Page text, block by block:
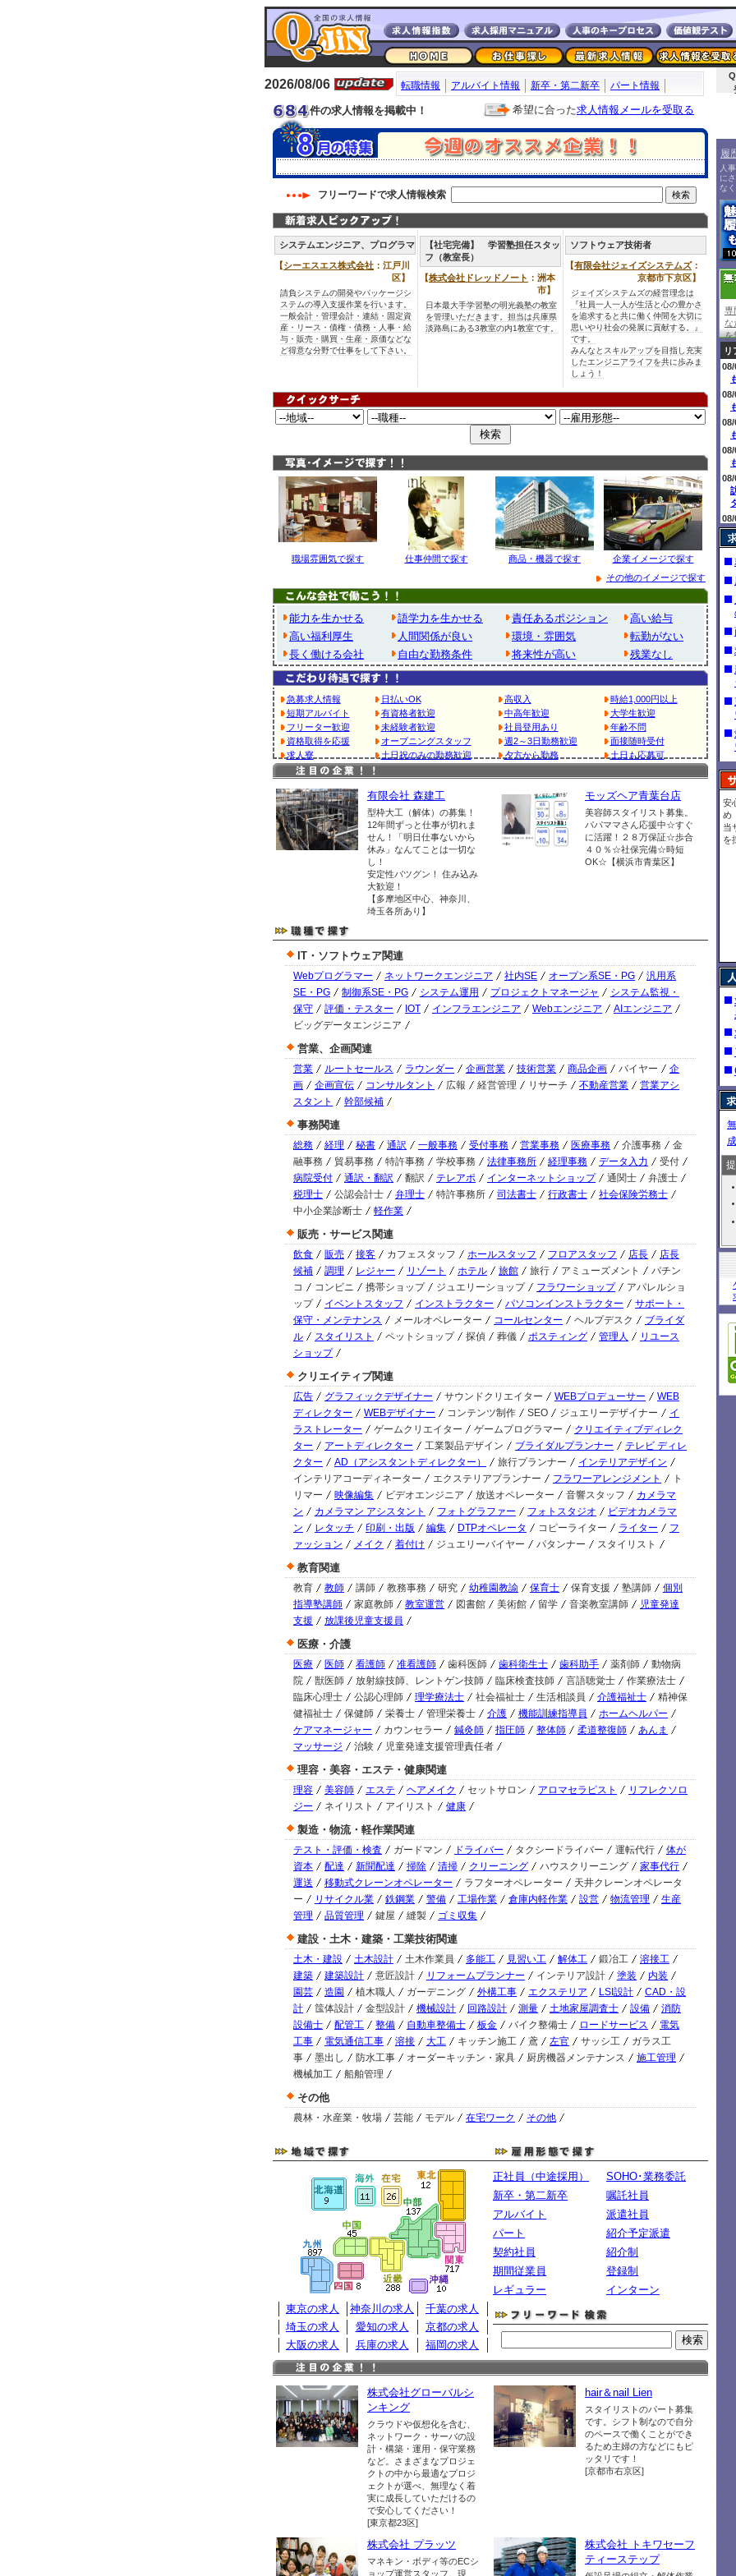
2026/08/06 転職情報 アルバイト情報 新卒・第二新卒 パート情報
件の求人情報を掲載中！ 希望に合った求人情報メールを受取る
フリーワードで求人情報検索
システムエンジニア、プログラマ
【シーエスエス株式会社 ：江戸川
区】
請負システムの開発やパッケージシ
ステムの導入支援作業を行います。
一般会計・管理会計・連結・固定資
産・リース・債権・債務・人事・給
与・販売・購買・生産・原価などな
ど得意な分野で仕事をして下さい。
【社宅完備】 学習塾担任スタッ
フ（教室長）
【株式会社ドレッドノート ：洲本
市】
日本最大手学習塾の明光義塾の教室
を管理いただきます。担当は兵庫県
淡路島にある3教室の内1教室です。
ソフトウェア技術者
【有限会社ジェイズシステムズ：
京都市下京区】
ジェイズシステムズの経営理念は
『社員一人一人が生活と心の豊かさ
を追求すると共に働く仲間を大切に
思いやり社会の発展に貢献する。』
です。
みんなとスキルアップを目指し充実
したエンジニアライフを共に歩みま
しょう！
職場雰囲気で探す 仕事仲間で探す 商品・機器で探す
企業イメージで探す
その他のイメージで探す
能力を生かせる 語学力を生かせる 責任あるポジション
高い給与
高い福利厚生
人間関係が良い 環境・雰囲気
転勤がない
長く働ける会社
自由な勤務条件 将来性が高い 残業なし
急募求人情報 日払いOK 高収入
時給1,000円以上
短期アルバイト
有資格者歓迎 中高年歓迎
大学生歓迎
フリーター歓迎
未経験者歓迎 社員登用あり
年齢不問
資格取得を応援
オープニングスタッフ 週2～3日勤務歓迎
面接随時受付
求人寮
土日祝のみの勤務歓迎 夕方から勤務 土日も応募可
有限会社 森建工
型枠大工（解体）の募集！
12年間ずっと仕事が切れま
せん！「明日仕事ないから
休み」なんてことは一切な
し！
安定性バツグン！ 住み込み
大歓迎！
【多摩地区中心、神奈川、
埼玉各所あり】
モッズヘア青葉台店
美容師スタイリスト募集。
パパママさん応援中☆すぐ
に活躍！２８万保証☆歩合
４０％☆社保完備☆時短
OK☆【横浜市青葉区】
IT・ソフトウェア関連
Webプログラマー ネットワークエンジニア 社内SE オープン系SE・PG
汎用系
SE・PG
制御系SE・PG システム運用 プロジェクトマネージャ
システム監視・
保守
評価・テスター IOT インフラエンジニア Webエンジニア
AIエンジニア
ビッグデータエンジニア
営業、企画関連
営業 ルートセールス ラウンダー 企画営業 技術営業 商品企画 バイヤー
企
画
企画宣伝 コンサルタント 広報 経営管理 リサーチ 不動産営業
営業アシ
スタント
幹部候補
事務関連
総務 経理 秘書 通訳 一般事務 受付事務 営業事務 医療事務 介護事務
金
融事務
貿易事務 特許事務 学校事務 法律事務所 経理事務 データ入力
受付
病院受付
通訳・翻訳 翻訳 テレアポ インターネットショップ 通関士
弁護士
税理士
公認会計士 弁理士 特許事務所 司法書士 行政書士
社会保険労務士
中小企業診断士
軽作業
販売・サービス関連
飲食 販売 接客 カフェスタッフ ホールスタッフ フロアスタッフ 店長
店長
候補
調理 レジャー リゾート ホテル 旅館 旅行 アミューズメント
パチン
コ
コンビニ 携帯ショップ ジュエリーショップ フラワーショップ
アパレルショ
ップ
イベントスタッフ インストラクター パソコンインストラクター
サポート・
保守・メンテナンス
メールオペレーター コールセンター ヘルプデスク
ブライダ
ル
スタイリスト ペットショップ 探偵 葬儀 ポスティング 管理人
リユース
ショップ
クリエイティブ関連
広告 グラフィックデザイナー サウンドクリエイター WEBプロデューサー
WEB
ディレクター
WEBデザイナー コンテンツ制作 SEO ジュエリーデザイナー
イ
ラストレーター
ゲームクリエイター ゲームプログラマー
クリエイティブディレク
ター
アートディレクター 工業製品デザイン ブライダルプランナー
テレビ ディレ
クター
AD（アシスタントディレクター） 旅行プランナー
インテリアデザイン
インテリアコーディネーター
エクステリアプランナー フラワーアレンジメント
ト
リマー
映像編集 ビデオエンジニア 放送オペレーター 音響スタッフ
カメラマ
ン
カメラマン アシスタント フォトグラファー フォトスタジオ
ビデオカメラマ
ン
レタッチ 印刷・出版 編集 DTPオペレータ コピーライター ライター
フ
ァッション
メイク 着付け ジュエリーバイヤー パタンナー スタイリスト
教育関連
教育 教師 講師 教務事務 研究 幼稚園教諭 保育士 保育支援 塾講師
個別
指導塾講師
家庭教師 教室運営 図書館 美術館 留学 音楽教室講師
児童発達
支援
放課後児童支援員
医療・介護
医療 医師 看護師 准看護師 歯科医師 歯科衛生士 歯科助手 薬剤師
動物病
院
獣医師 放射線技師、レントゲン技師 臨床検査技師 言語聴覚士
作業療法士
臨床心理士
公認心理師 理学療法士 社会福祉士 生活相談員 介護福祉士
精神保
健福祉士
保健師 栄養士 管理栄養士 介護 機能訓練指導員
ホームヘルパー
ケアマネージャー
カウンセラー 鍼灸師 指圧師 整体師 柔道整復師
あんま
マッサージ
治験 児童発達支援管理責任者
理容・美容・エステ・健康関連
理容 美容師 エステ ヘアメイク セットサロン アロマセラピスト
リフレクソロ
ジー
ネイリスト アイリスト 健康
製造・物流・軽作業関連
テスト・評価・検査 ガードマン ドライバー タクシードライバー 運転代行
体が
資本
配達 新聞配達 掃除 清掃 クリーニング ハウスクリーニング
家事代行
運送
移動式クレーンオペレーター ラフターオペレーター
天井クレーンオペレータ
ー
リサイクル業 鉄鋼業 警備 工場作業 倉庫内軽作業 設営 物流管理
生産
管理
品質管理 鍵屋 縫製 ゴミ収集
建設・土木・建築・工業技術関連
土木・建設 土木設計 土木作業員 多能工 見習い工 解体工 鍛冶工
溶接工
建築
建築設計 意匠設計 リフォームプランナー インテリア設計 塗装
内装
園芸
造園 植木職人 ガーデニング 外構工事 エクステリア LSI設計
CAD・設
計
筺体設計 金型設計 機械設計 回路設計 測量 土地家屋調査士 設備
消防
設備士
配管工 整備 自動車整備士 板金 バイク整備士 ロードサービス
電気
工事
電気通信工事 溶接 大工 キッチン施工 鳶 左官 サッシ工
ガラス工
事
墨出し 防水工事 オーダーキッチン・家具 厨房機器メンテナンス
施工管理
機械加工
船舶管理
その他
農林・水産業・牧場 芸能 モデル 在宅ワーク その他
東京の求人 神奈川の求人
千葉の求人
埼玉の求人
愛知の求人
京都の求人
大阪の求人
兵庫の求人 福岡の求人
正社員（中途採用）
SOHO･業務委託
新卒・第二新卒
嘱託社員
アルバイト
派遣社員
パート
紹介予定派遣
契約社員
紹介制
期間従業員
登録制
レギュラー
インターン
株式会社グローバルシ
ンキング
クラウドや仮想化を含む、
ネットワーク・サーバの設
計・構築・運用・保守業務
など。さまざまなプロジェ
クトの中から最適なプロジ
ェクトが選べ、無理なく着
実に成長していただけるの
で安心してください！
[東京都23区]
hair＆nail Lien
スタイリストのパート募集
です。シフト制なので自分
のペースで働くことができ
るため主婦の方などにもピ
ッタリです！
[京都市右京区]
株式会社 プラッツ
マネキン・ボディ等のECシ
ョップ運営スタッフ。現
株式会社 トキワセーフ
ティーステップ
履
人
に
な
専
な
を
リ
(
(
(
(
(
(
(
(
安
め
当
を